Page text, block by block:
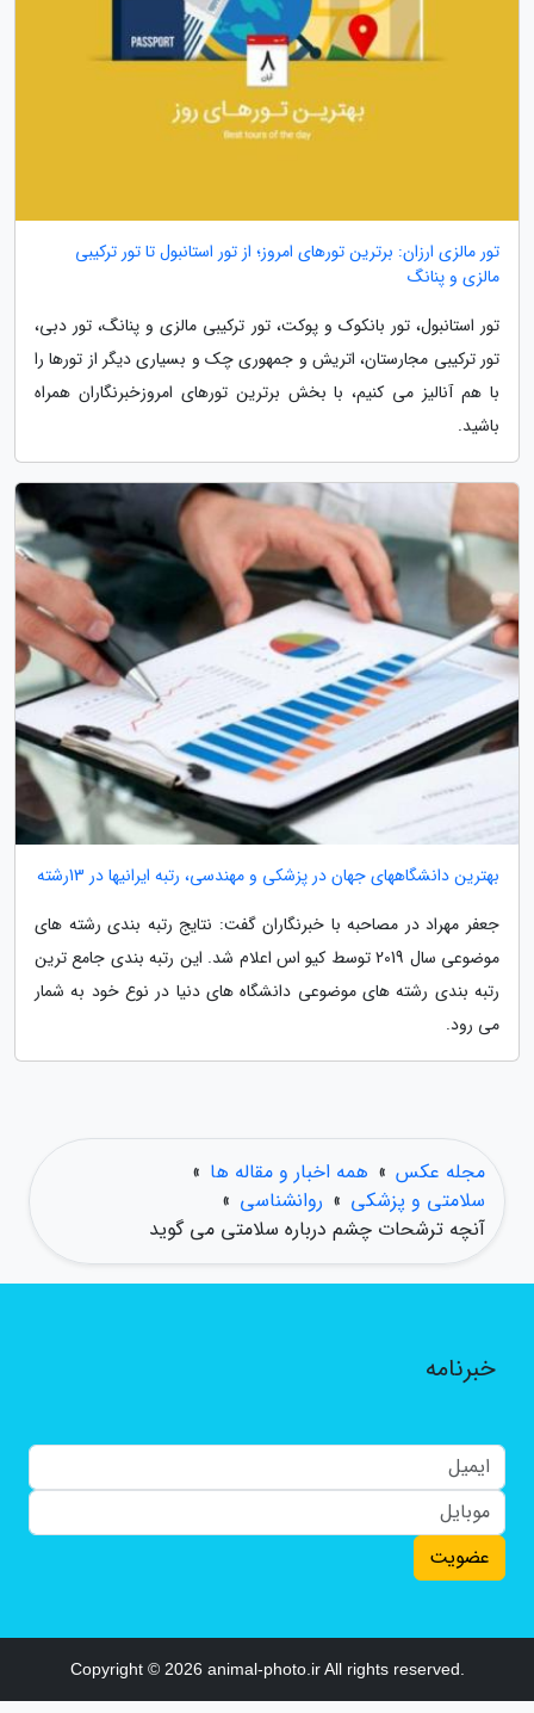
تور مالزی ارزان: برترین تورهای امروز؛ از تور استانبول تا تور ترکیبی
مالزی و پنانگ
تور استانبول، تور بانکوک و پوکت، تور ترکیبی مالزی و پنانگ، تور دبی،
تور ترکیبی مجارستان، اتریش و جمهوری چک و بسیاری دیگر از تورها را
با هم آنالیز می کنیم، با بخش برترین تورهای امروزخبرنگاران همراه
باشید.
بهترین دانشگاههای جهان در پزشکی و مهندسی، رتبه ایرانیها در 13رشته
جعفر مهراد در مصاحبه با خبرنگاران گفت: نتایج رتبه بندی رشته های
موضوعی سال 2019 توسط کیو اس اعلام شد. این رتبه بندی جامع ترین
رتبه بندی رشته های موضوعی دانشگاه های دنیا در نوع خود به شمار
می رود.
مجله عکس » همه اخبار و مقاله ها »
سلامتی و پزشکی » روانشناسی »
آنچه ترشحات چشم درباره سلامتی می گوید
خبرنامه
عضویت
Copyright © 2026 animal-photo.ir All rights reserved.